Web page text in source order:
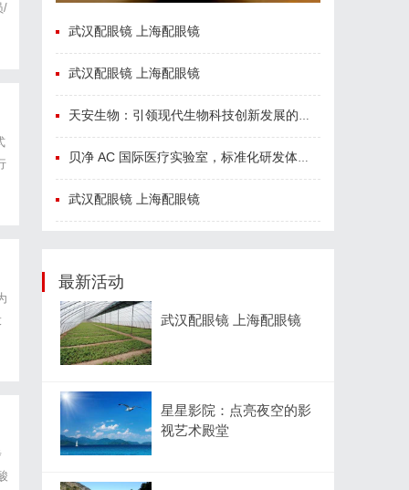
/
武汉配眼镜 上海配眼镜
武汉配眼镜 上海配眼镜
天安生物：引领现代生物科技创新发展的先锋企业
贝净 AC 国际医疗实验室，标准化研发体系全解析
武汉配眼镜 上海配眼镜
最新活动
武汉配眼镜 上海配眼镜
星星影院：点亮夜空的影
视艺术殿堂